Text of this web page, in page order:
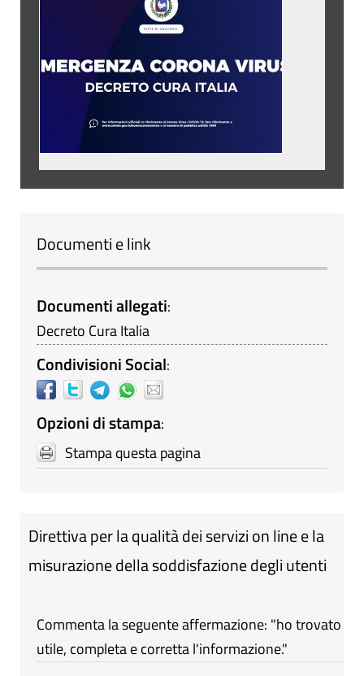
Documenti e link
Documenti allegati:
Decreto Cura Italia
Condivisioni Social:
Opzioni di stampa:
Stampa questa pagina
Direttiva per la qualità dei servizi on line e la
misurazione della soddisfazione degli utenti
Commenta la seguente affermazione: "ho trovato
utile, completa e corretta l'informazione."